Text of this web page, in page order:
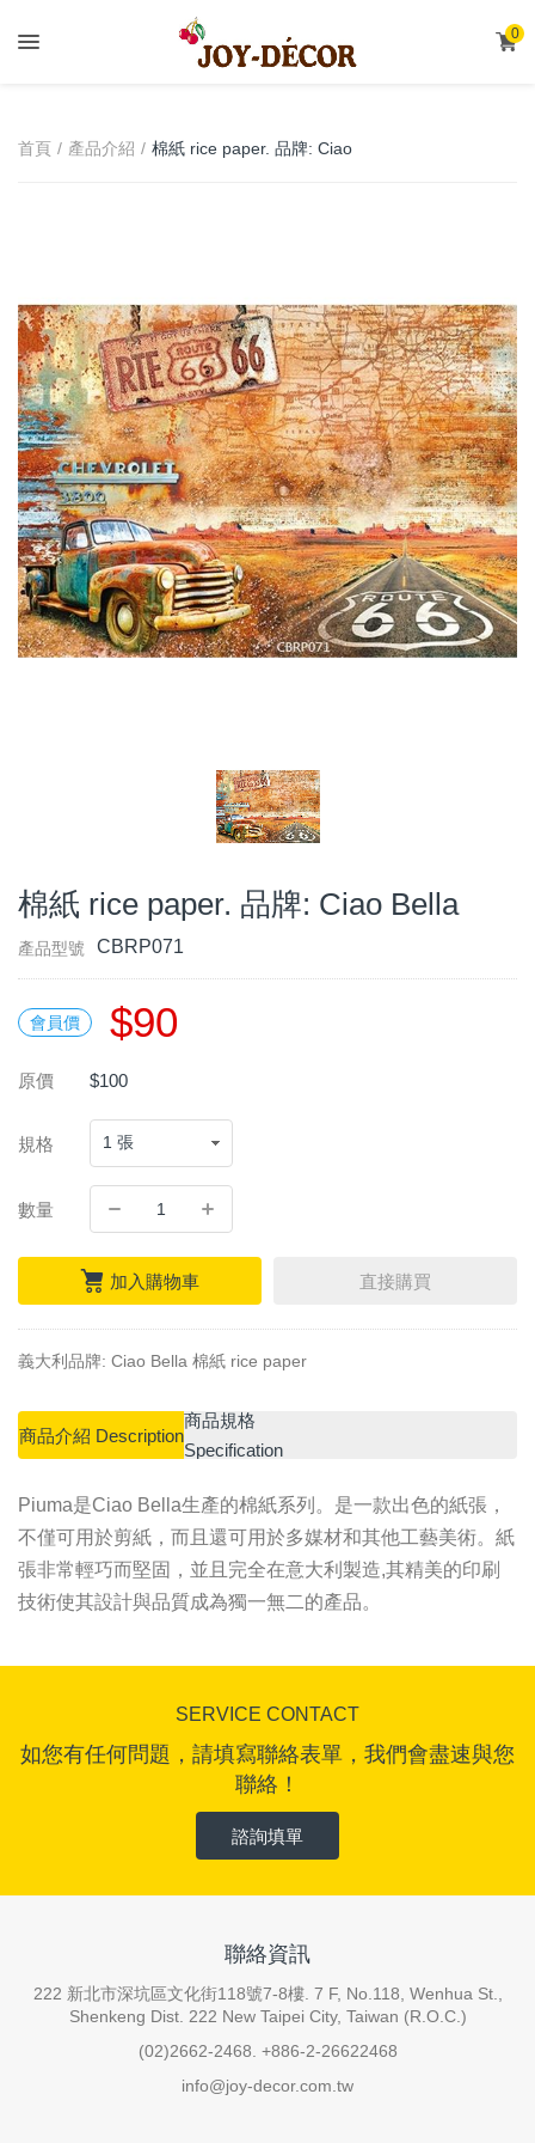
0
首頁 產品介紹
棉紙 rice paper. 品牌: Ciao
棉紙 rice paper. 品牌: Ciao Bella
產品型號 CBRP071
會員價 $90
原價 $100
規格
數量
加入購物車 直接購買
義大利品牌: Ciao Bella 棉紙 rice paper
商品介紹 Description
商品規格
Specification
Piuma是Ciao Bella生產的棉紙系列。是一款出色的紙張，
不僅可用於剪紙，而且還可用於多媒材和其他工藝美術。紙
張非常輕巧而堅固，並且完全在意大利製造,其精美的印刷
技術使其設計與品質成為獨一無二的產品。
SERVICE CONTACT
如您有任何問題，請填寫聯絡表單，我們會盡速與您
聯絡！
諮詢填單
聯絡資訊
222 新北市深坑區文化街118號7-8樓. 7 F, No.118, Wenhua St.,
Shenkeng Dist. 222 New Taipei City, Taiwan (R.O.C.)
(02)2662-2468. +886-2-26622468
info@joy-decor.com.tw